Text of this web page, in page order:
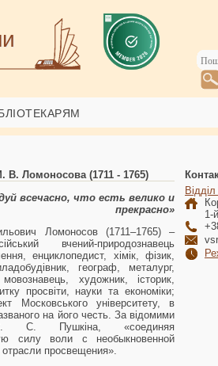
В. Ломоносова (1711 - 1765)
всечасно, что есть велико и
прекрасно»
Ломоносов (1711–1765) –
вчений-природознавець
енциклопедист, хімік, фізик,
географ, металург,
художник, історик,
просвіти, науки та економіки;
Московського університету, в
на його честь. За відомими
С. Пушкіна, «соединяя
силу воли с необыкновенной
просвещения».
1-